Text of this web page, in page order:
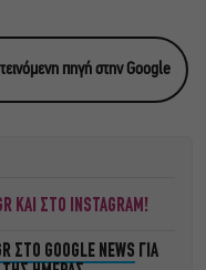
πηγή στην Google
ΚΑΙ ΣΤΟ INSTAGRAM!
ΣΤΟ GOOGLE NEWS ΓΙΑ